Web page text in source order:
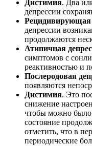
Дистимия. Два
депрессии
Рецидивирующая
депрессии
продолжаются
Атипичная
симптомов с
реактивностью и
Послеродовая
появляются
Дистимия. Это
снижение
чтобы можно было
состояние
отметить, что в
периодические